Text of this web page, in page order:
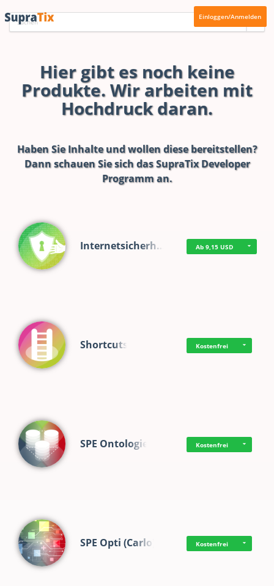
Einloggen/Anmelden
Hier gibt es noch keine
Produkte. Wir arbeiten mit
Hochdruck daran.
Haben Sie Inhalte und wollen diese bereitstellen?
Dann schauen Sie sich dasSupraTix Developer
Programman.
Internetsicherh… Ab 9,15 USD
Shortcuts Kostenfrei
SPE Ontologie Kostenfrei
SPE Opti (Carlo) Kostenfrei